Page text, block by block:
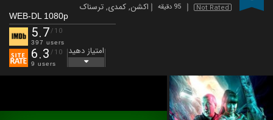
Not Rated 95 دقیقه اکشن,کمدی,ترسناک
WEB-DL 1080p
5.7/10
397 users
6.3 /10
9 users
امتیاز دهید